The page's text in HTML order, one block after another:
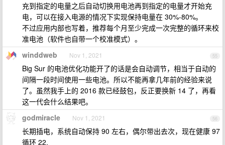
充到指定的电量之后自动切换用电池再到指定的电量才开始充
电，可以在接入电源的情况下实现保持电量在 30%-80%。
不过应用内部也写着，推荐每个月至少完成一次完整的循环来校
准电池（软件也自带一个校准模式）。
55
winddweb Nov 1, 2021
Big Sur 的电池优化功能开了的话是会自动调节，相当于自动的
间隔一段时间使用一些电池。所以不能再拿几年前的经验来说
了。虽然我手上的 2016 款已经鼓包，反正要换新 14 了，再看
这一代会什么结果吧。
56
godmiracle Nov 1, 2021
长期插电，系统自动保持 90 左右，偶尔带出去次，现在健康 97
循环 22.